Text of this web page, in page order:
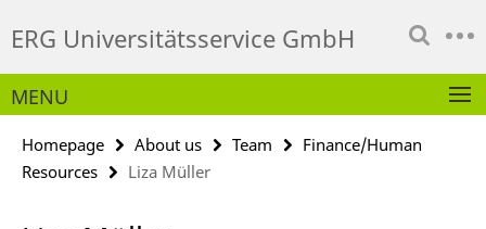
direkt
Inhalt
ERG Universitätsservice GmbH
Service
Navigation
MENU
Homepage About us Team
Finance/Human
Resources
Liza Müller